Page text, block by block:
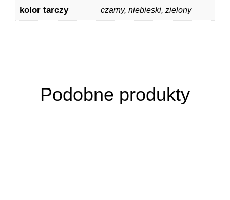
kolor tarczy czarny, niebieski, zielony
Podobne produkty